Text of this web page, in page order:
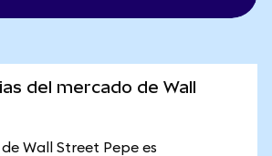
del mercado de Wall
Wall Street Pepe es